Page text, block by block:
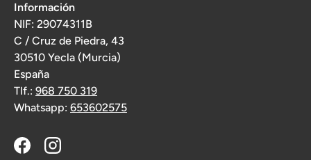
Información
NIF: 29074311B
C / Cruz de Piedra, 43
30510 Yecla (Murcia)
España
Tlf.: 968 750 319
Whatsapp: 653602575
FacebookInstagram